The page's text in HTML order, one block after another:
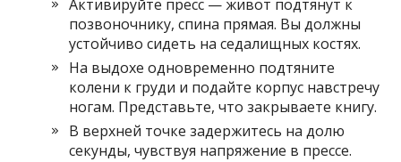
Активируйте пресс — живот подтянут к
позвоночнику, спина прямая. Вы должны
устойчиво сидеть на седалищных костях.
На выдохе одновременно подтяните
колени к груди и подайте корпус навстречу
ногам. Представьте, что закрываете книгу.
В верхней точке задержитесь на долю
секунды, чувствуя напряжение в прессе.